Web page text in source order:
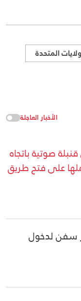
المتحدة
الأخبار العاجلة
صوتية باتجاه
على فتح طريق
سفن لدخول